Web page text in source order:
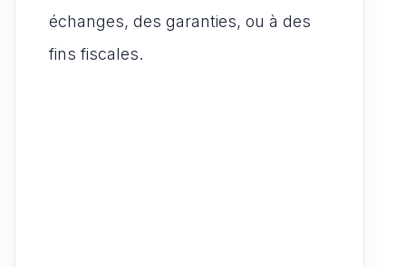
échanges, des garanties, ou à des
fins fiscales.